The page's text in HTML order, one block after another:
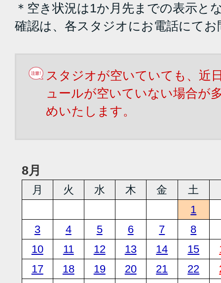
＊空き状況は1か月先までの表示と
確認は、各スタジオにお電話にて
スタジオが空いていても、近
ュールが空いていない場合が
めいたします。
8月
月 火 水 木 金 土
1
3
4 5 6 7
8
10
11 12 13 14 15
17
18 19 20 21 22